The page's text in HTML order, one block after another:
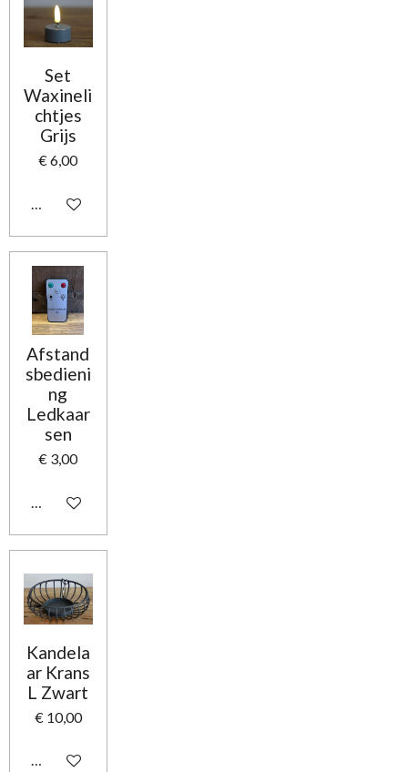
Set
Waxineli
chtjes
Grijs
€ 6,00
In winkelwagen
Afstand
sbedieni
ng
Ledkaar
sen
€ 3,00
In winkelwagen
Kandela
ar Krans
L Zwart
€ 10,00
In winkelwagen